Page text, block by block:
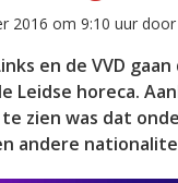
2016 om 9:10 uur door
en de VVD
Leidse horeca.
te zien was dat
andere